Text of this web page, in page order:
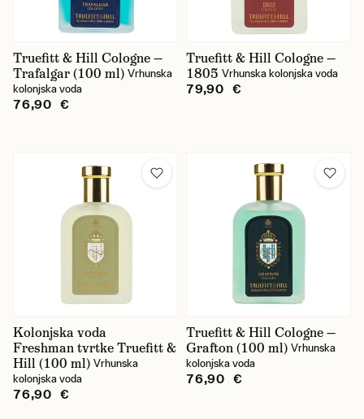
Truefitt & Hill Cologne —
Trafalgar (100 ml) Vrhunska
kolonjska voda
76,90 €
Truefitt & Hill Cologne —
1805 Vrhunska kolonjska voda
79,90 €
Kolonjska voda
Freshman tvrtke Truefitt &
Hill (100 ml) Vrhunska
kolonjska voda
76,90 €
Truefitt & Hill Cologne —
Grafton (100 ml) Vrhunska
kolonjska voda
76,90 €